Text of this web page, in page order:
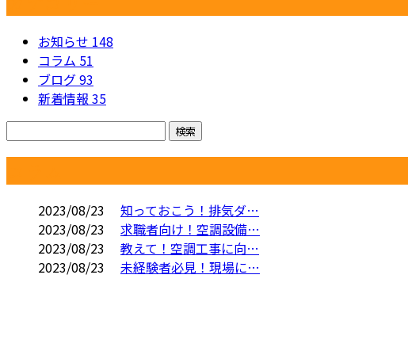
お知らせ 148
コラム 51
ブログ93
新着情報 35
2023/08/23
知っておこう！排気ダ…
2023/08/23
求職者向け！空調設備…
2023/08/23
教えて！空調工事に向…
2023/08/23
未経験者必見！現場に…